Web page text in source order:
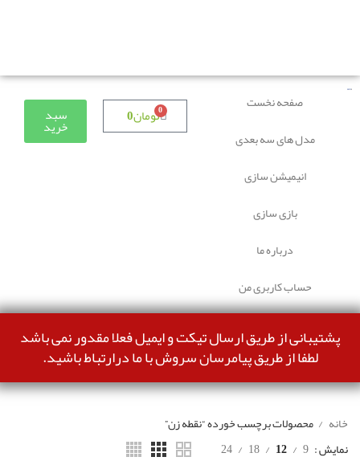
صفحه نخست
مدل های سه بعدی
انیمیشن سازی
بازی سازی
درباره ما
حساب کاربری من
تومان0 0 سبد
خرید
پشتیبانی از طریق ارسال تیکت و ایمیل فعلا مقدور نمی باشد
لطفا از طریق پیامرسان سروش با ما درارتباط باشید.
خانه
محصولات برچسب خورده “نقطه زن”
نمایش 9
12
18
24